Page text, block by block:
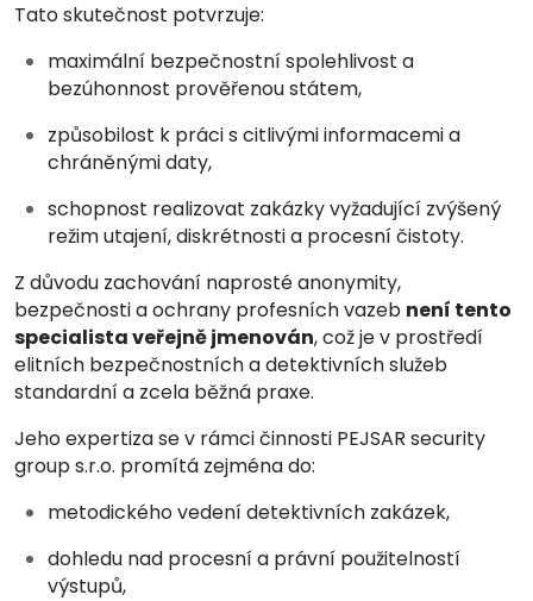
Tato skutečnost potvrzuje:
maximální bezpečnostní spolehlivost a
bezúhonnost prověřenou státem,
způsobilost k práci s citlivými informacemi a
chráněnými daty,
schopnost realizovat zakázky vyžadující zvýšený
režim utajení, diskrétnosti a procesní čistoty.
Z důvodu zachování naprosté anonymity,
bezpečnosti a ochrany profesních vazeb není tento
specialista veřejně jmenován, což je v prostředí
elitních bezpečnostních a detektivních služeb
standardní a zcela běžná praxe.
Jeho expertiza se v rámci činnosti PEJSAR security
group s.r.o. promítá zejména do:
metodického vedení detektivních zakázek,
dohledu nad procesní a právní použitelností
výstupů,